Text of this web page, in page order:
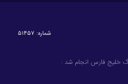
شماره: ۵۱۴۵۷